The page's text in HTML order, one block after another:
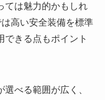
ては魅力的かもしれ
高い安全装備を標準
できる点もポイント
べる範囲が広く、